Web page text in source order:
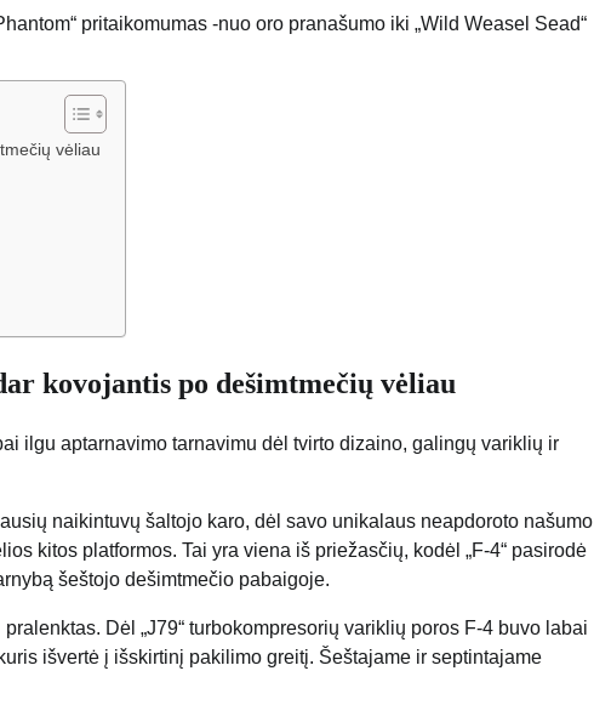
pritaikomumas -nuo oro pranašumo iki „Wild Weasel Sead“
vėliau
kovojantis po dešimtmečių vėliau
ilgu aptarnavimo tarnavimu dėl tvirto dizaino, galingų variklių ir
naikintuvų šaltojo karo, dėl savo unikalaus neapdoroto našumo
kitos platformos. Tai yra viena iš priežasčių, kodėl „F-4“ pasirodė
šeštojo dešimtmečio pabaigoje.
Dėl „J79“ turbokompresorių variklių poros F-4 buvo labai
išvertė į išskirtinį pakilimo greitį. Šeštajame ir septintajame